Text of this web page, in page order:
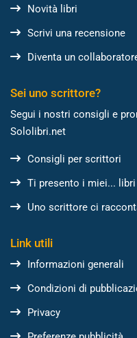
Novità libri
Scrivi una recensione
Diventa un
Sei uno scrittore?
Segui i nostri consigli e
Sololibri.net
Consigli per scrittori
Ti presento i miei... libri
Uno scrittore ci
Link utili
Informazioni generali
Condizioni di
Privacy